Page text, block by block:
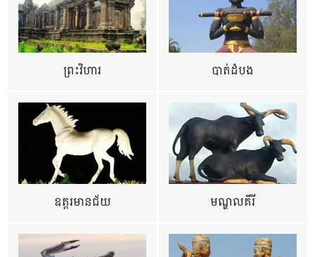
ព្រះវិហារ បាត់ដំបង
ឧត្ដរមានជ័យ មណ្ឌលគីរី